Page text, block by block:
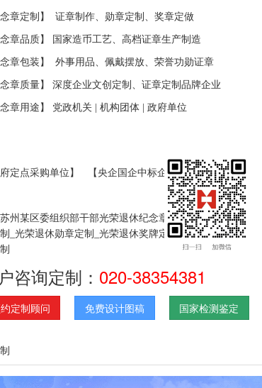
念章定制】 证章制作、勋章定制、奖章定做
念章品质】 国家造币工艺、高档证章生产制造
念章包装】 外事用品、佩戴摆放、荣誉功勋证章
念章质量】 深度企业文创定制、证章定制品牌企业
念章用途】 党政机关 机构团体 政府单位
府定点采购单位】 【央企国企中标企业】
州某区委组织部干部光荣退休纪念章定制_光荣退休奖
_光荣退休勋章定制_光荣退休奖牌定制_光荣退休纪念
咨询定制： 020-38354381
定制顾问 免费设计图稿 国家检测鉴定